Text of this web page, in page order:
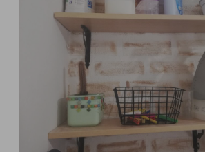
Influencer: El Taller de Ire